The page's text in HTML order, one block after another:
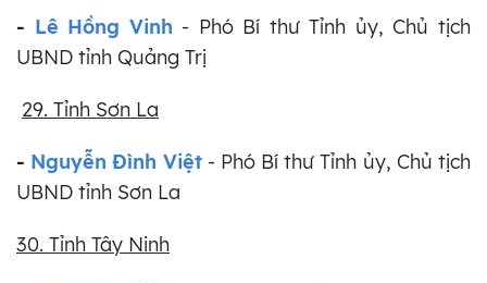
- Lê Hồng Vinh - Phó Bí thư Tỉnh ủy, Chủ tịch
UBND tỉnh Quảng Trị
29. Tỉnh Sơn La
- Nguyễn Đình Việt- Phó Bí thư Tỉnh ủy, Chủ tịch
UBND tỉnh Sơn La
30. Tỉnh Tây Ninh